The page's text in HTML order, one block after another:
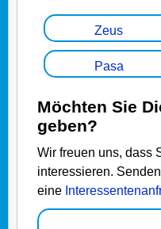
Zeus
Pasa
Möchten Sie
geben?
Wir freuen uns, dass
interessieren.
eine